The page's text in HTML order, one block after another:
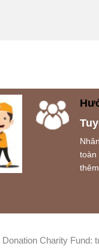
toàn
Donation Charity Fund: